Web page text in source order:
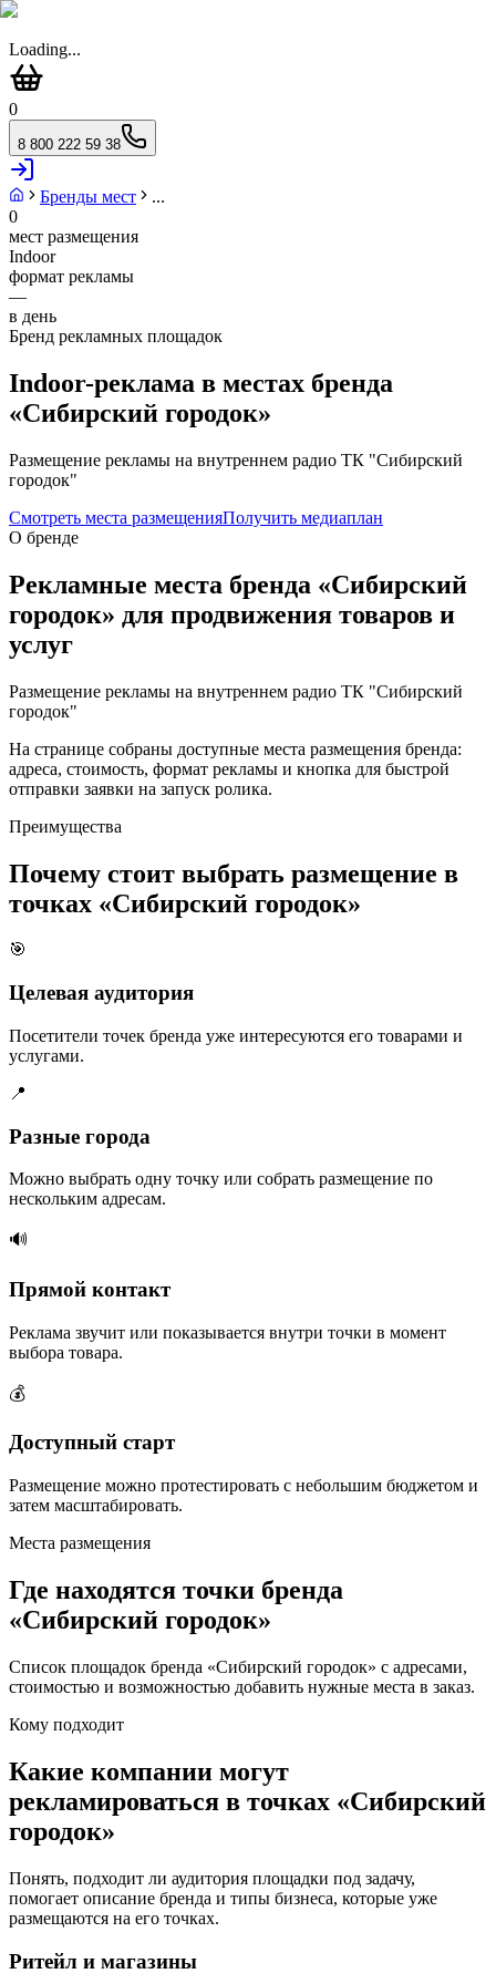
Loading...
0
8 800 222 59 38
Бренды мест
...
0
мест размещения
Indoor
формат рекламы
—
в день
Бренд рекламных площадок
Indoor-реклама в местах бренда
«Сибирский городок»
Размещение рекламы на внутреннем радио ТК "Сибирский
городок"
Смотреть места размещенияПолучить медиаплан
О бренде
Рекламные места бренда «Сибирский
городок» для продвижения товаров и
услуг
Размещение рекламы на внутреннем радио ТК "Сибирский
городок"
На странице собраны доступные места размещения бренда:
адреса, стоимость, формат рекламы и кнопка для быстрой
отправки заявки на запуск ролика.
Преимущества
Почему стоит выбрать размещение в
точках «Сибирский городок»
🎯
Целевая аудитория
Посетители точек бренда уже интересуются его товарами и
услугами.
📍
Разные города
Можно выбрать одну точку или собрать размещение по
нескольким адресам.
🔊
Прямой контакт
Реклама звучит или показывается внутри точки в момент
выбора товара.
💰
Доступный старт
Размещение можно протестировать с небольшим бюджетом и
затем масштабировать.
Места размещения
Где находятся точки бренда
«Сибирский городок»
Список площадок бренда «Сибирский городок» с адресами,
стоимостью и возможностью добавить нужные места в заказ.
Кому подходит
Какие компании могут
рекламироваться в точках «Сибирский
городок»
Понять, подходит ли аудитория площадки под задачу,
помогает описание бренда и типы бизнеса, которые уже
размещаются на его точках.
Ритейл и магазины